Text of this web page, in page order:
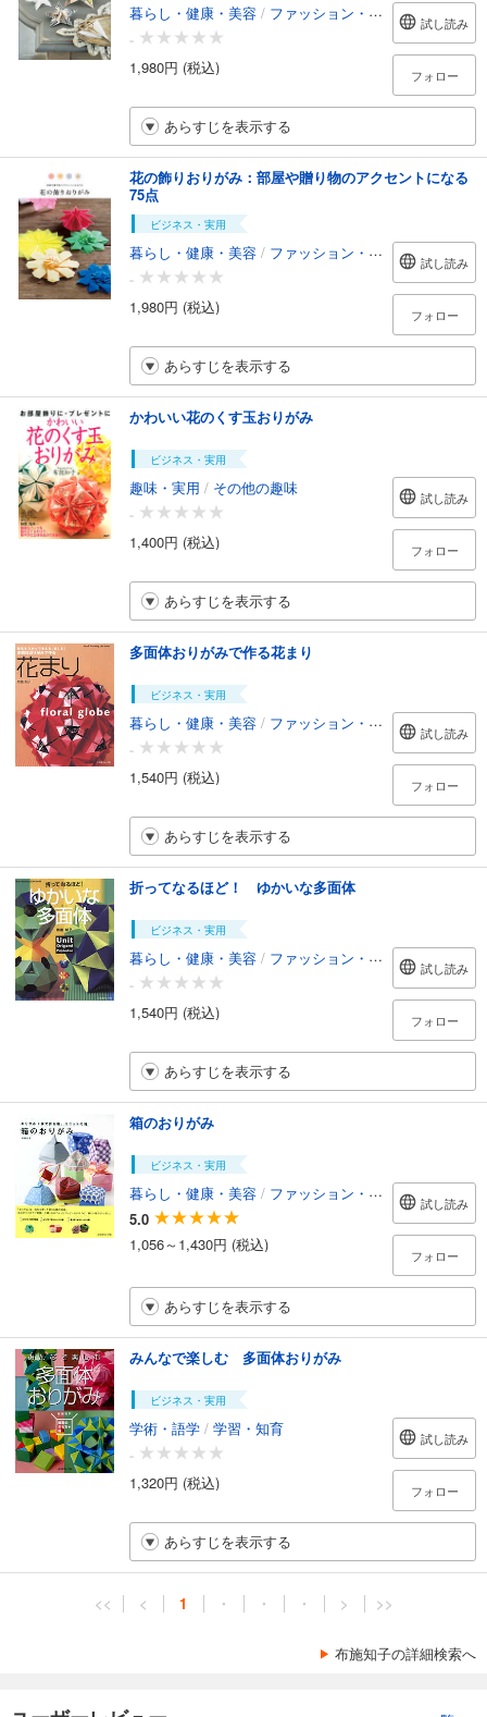
暮らし・健康・美容 / ファッション・美容
-
1,980円 (税込)
試し読み
フォロー
あらすじを表示する
花の飾りおりがみ：部屋や贈り物のアクセントになる
75点
ビジネス・実用
暮らし・健康・美容 / ファッション・美容
-
1,980円 (税込)
試し読み
フォロー
あらすじを表示する
かわいい花のくす玉おりがみ
ビジネス・実用
趣味・実用 / その他の趣味
-
1,400円 (税込)
試し読み
フォロー
あらすじを表示する
多面体おりがみで作る花まり
ビジネス・実用
暮らし・健康・美容 / ファッション・美容
-
1,540円 (税込)
試し読み
フォロー
あらすじを表示する
折ってなるほど！ ゆかいな多面体
ビジネス・実用
暮らし・健康・美容 / ファッション・美容
-
1,540円 (税込)
試し読み
フォロー
あらすじを表示する
箱のおりがみ
ビジネス・実用
暮らし・健康・美容 / ファッション・美容
5.0
1,056～1,430円 (税込)
試し読み
フォロー
あらすじを表示する
みんなで楽しむ 多面体おりがみ
ビジネス・実用
学術・語学 / 学習・知育
-
1,320円 (税込)
試し読み
フォロー
あらすじを表示する
<< < 1 ・ ・ ・ > >>
布施知子の詳細検索へ